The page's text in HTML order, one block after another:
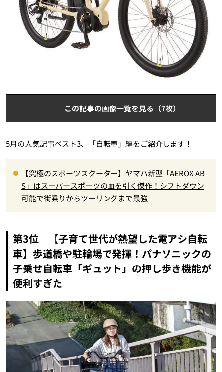
この記事の画像一覧を見る（7枚）
5月の人気記事ベスト3、「自転車」編をご紹介します！
【究極のスポーツスクーター】ヤマハ新型「AEROX AB
S」はスーパースポーツの血を引く傑作！シフトダウン
可能で街乗りからツーリングまで最強
第3位 【子育て世代が熱望した電アシ自転
車】歩道橋や駐輪場で発揮！パナソニックの
子乗せ自転車「ギュット」の押し歩き機能が
便利すぎた